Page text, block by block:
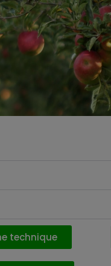
technique